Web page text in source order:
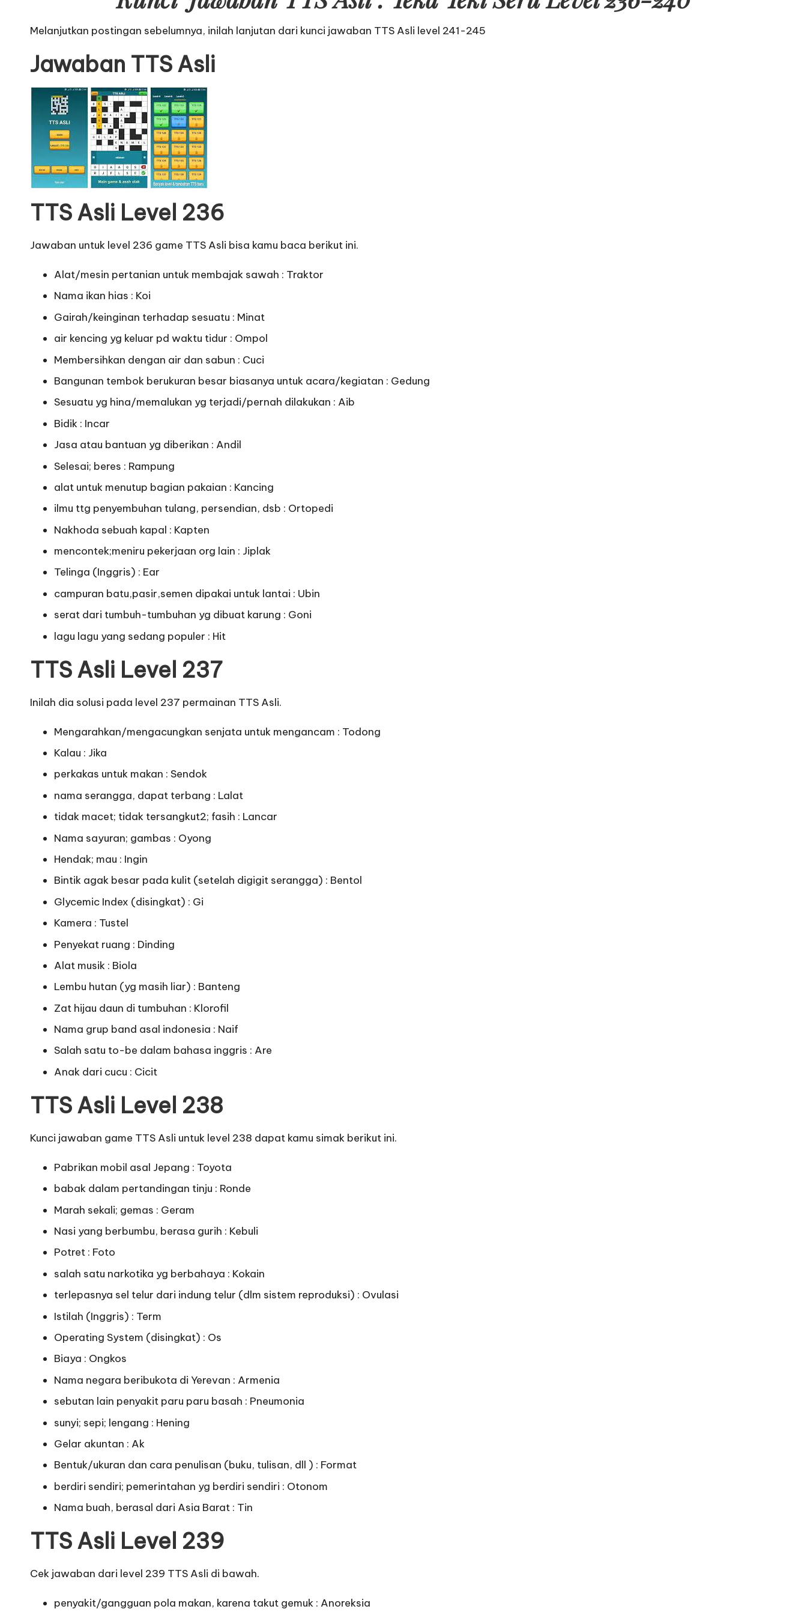
Melanjutkan postingan sebelumnya, inilah lanjutan dari kunci jawaban TTS Asli level 241-245
Jawaban TTS Asli
TTS Asli Level 236
Jawaban untuk level 236 game TTS Asli bisa kamu baca berikut ini.
Alat/mesin pertanian untuk membajak sawah : Traktor
Nama ikan hias : Koi
Gairah/keinginan terhadap sesuatu : Minat
air kencing yg keluar pd waktu tidur : Ompol
Membersihkan dengan air dan sabun : Cuci
Bangunan tembok berukuran besar biasanya untuk acara/kegiatan : Gedung
Sesuatu yg hina/memalukan yg terjadi/pernah dilakukan : Aib
Bidik : Incar
Jasa atau bantuan yg diberikan : Andil
Selesai; beres : Rampung
alat untuk menutup bagian pakaian : Kancing
ilmu ttg penyembuhan tulang, persendian, dsb : Ortopedi
Nakhoda sebuah kapal : Kapten
mencontek;meniru pekerjaan org lain : Jiplak
Telinga (Inggris) : Ear
campuran batu,pasir,semen dipakai untuk lantai : Ubin
serat dari tumbuh-tumbuhan yg dibuat karung : Goni
lagu lagu yang sedang populer : Hit
TTS Asli Level 237
Inilah dia solusi pada level 237 permainan TTS Asli.
Mengarahkan/mengacungkan senjata untuk mengancam : Todong
Kalau : Jika
perkakas untuk makan : Sendok
nama serangga, dapat terbang : Lalat
tidak macet; tidak tersangkut2; fasih : Lancar
Nama sayuran; gambas : Oyong
Hendak; mau : Ingin
Bintik agak besar pada kulit (setelah digigit serangga) : Bentol
Glycemic Index (disingkat) : Gi
Kamera : Tustel
Penyekat ruang : Dinding
Alat musik : Biola
Lembu hutan (yg masih liar) : Banteng
Zat hijau daun di tumbuhan : Klorofil
Nama grup band asal indonesia : Naif
Salah satu to-be dalam bahasa inggris : Are
Anak dari cucu : Cicit
TTS Asli Level 238
Kunci jawaban game TTS Asli untuk level 238 dapat kamu simak berikut ini.
Pabrikan mobil asal Jepang : Toyota
babak dalam pertandingan tinju : Ronde
Marah sekali; gemas : Geram
Nasi yang berbumbu, berasa gurih : Kebuli
Potret : Foto
salah satu narkotika yg berbahaya : Kokain
terlepasnya sel telur dari indung telur (dlm sistem reproduksi) : Ovulasi
Istilah (Inggris) : Term
Operating System (disingkat) : Os
Biaya : Ongkos
Nama negara beribukota di Yerevan : Armenia
sebutan lain penyakit paru paru basah : Pneumonia
sunyi; sepi; lengang : Hening
Gelar akuntan : Ak
Bentuk/ukuran dan cara penulisan (buku, tulisan, dll ) : Format
berdiri sendiri; pemerintahan yg berdiri sendiri : Otonom
Nama buah, berasal dari Asia Barat : Tin
TTS Asli Level 239
Cek jawaban dari level 239 TTS Asli di bawah.
penyakit/gangguan pola makan, karena takut gemuk : Anoreksia